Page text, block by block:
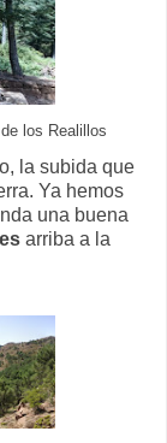
los Realillos
la subida que
Ya hemos
una buena
arriba a la